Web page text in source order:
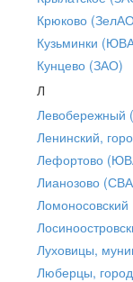
Крюково
Кузьминки
Кунцево (ЗАО)
Л
Ленинский,
Лефортово
Лианозово
Луховицы,
Люберцы,